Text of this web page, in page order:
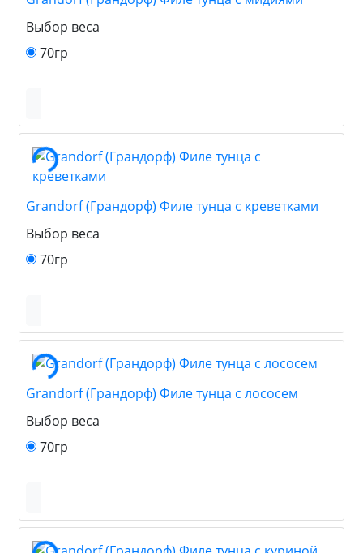
Выбор веса
70гр
Grandorf (Грандорф) Филе тунца с креветками
Выбор веса
70гр
Grandorf (Грандорф) Филе тунца с лососем
Выбор веса
70гр